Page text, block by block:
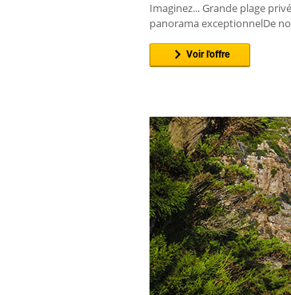
Imaginez... Grande plage
panorama exceptionnelDe
Voir l'offre